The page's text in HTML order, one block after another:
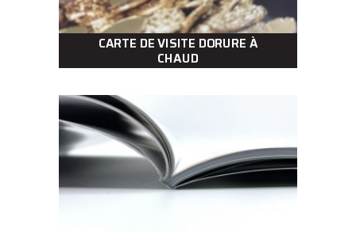
CARTE DE VISITE DORURE À
CHAUD